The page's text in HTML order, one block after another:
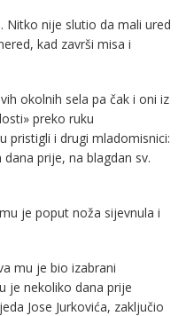
nije slutio da mali ured
kad završi misa i
okolnih sela pa čak i oni iz
preko ruku
pristigli i drugi mladomisnici:
prije, na blagdan sv.
je poput noža sijevnula i
mu je bio izabrani
je nekoliko dana prije
Jose Jurkovića, zaključio